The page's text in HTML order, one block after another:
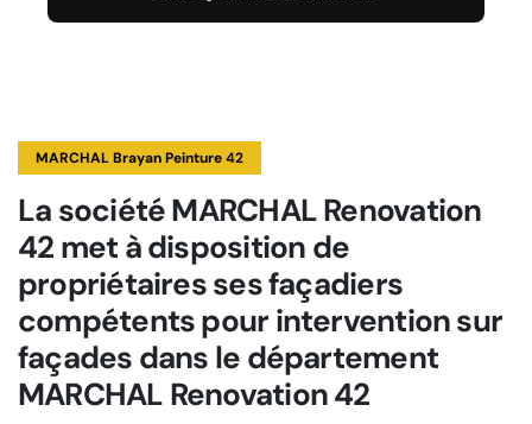
MARCHAL Brayan Peinture 42
La société MARCHAL Renovation
42 met à disposition de
propriétaires ses façadiers
compétents pour intervention sur
façades dans le département
MARCHAL Renovation 42